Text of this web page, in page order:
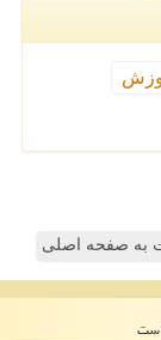
به صفحه اصلی